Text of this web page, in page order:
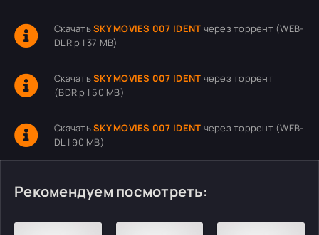
СкачатьSKY MOVIES 007 IDENT через торрент (WEB-
DLRip | 37 MB)
СкачатьSKY MOVIES 007 IDENT через торрент
(BDRip | 50 MB)
СкачатьSKY MOVIES 007 IDENT через торрент (WEB-
DL | 90 MB)
Рекомендуем посмотреть: